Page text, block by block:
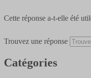
Cette réponse a-t-elle été
Trouvez une réponse
Catégories